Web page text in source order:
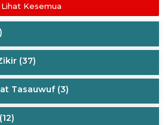
Lihat Kesemua
(37)
Tasauwuf(3)
(12)